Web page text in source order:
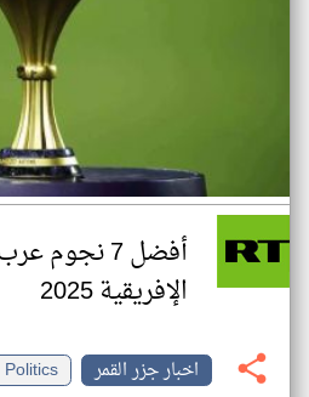
أفضل 7
الإفريقية 2025
اخبار جزر القمر
Politics